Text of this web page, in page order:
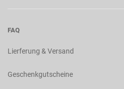
FAQ
Lierferung & Versand
Geschenkgutscheine